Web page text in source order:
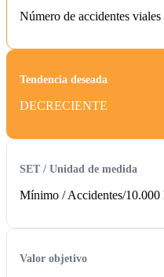
Número de accidentes
Tendencia deseada
DECRECIENTE
SET / Unidad de medida
Mínimo /Accidentes/10.000
Valor objetivo